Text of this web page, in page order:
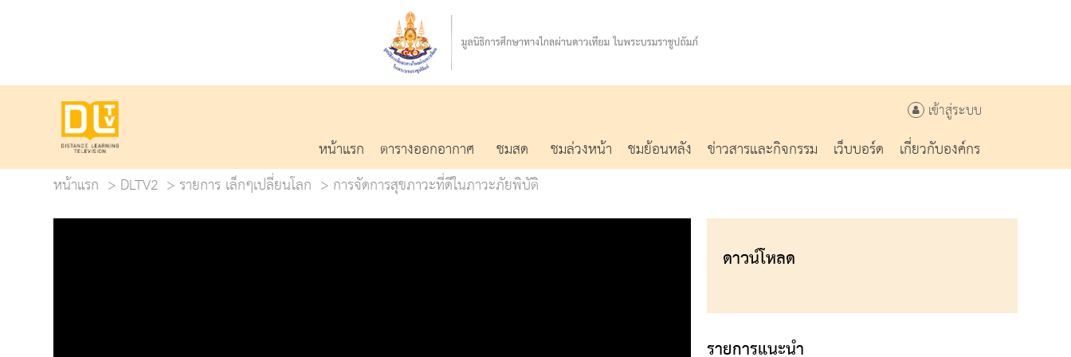
เข้าสู่ระบบ
หน้าแรก ตารางออกอากาศ ชมสด ชมล่วงหน้า ชมย้อนหลัง ข่าวสารและกิจกรรม เว็บบอร์ด
เกี่ยวกับองค์กร
หน้าแรก
DLTV2 รายการ เล็กๆเปลี่ยนโลก การจัดการสุขภาวะที่ดีในภาวะภัยพิบัติ
ดาวน์โหลด
รายการแนะนำ